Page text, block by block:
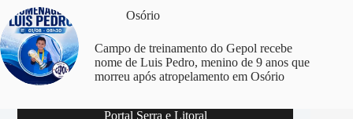
Osório
Campo de treinamento do Gepol recebe
nome de Luis Pedro, menino de 9 anos que
morreu após atropelamento em Osório
Portal Serra e Litoral